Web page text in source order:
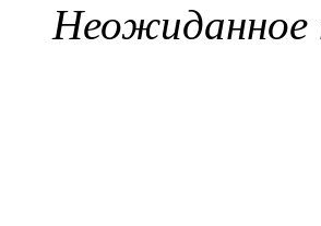
Неожиданное